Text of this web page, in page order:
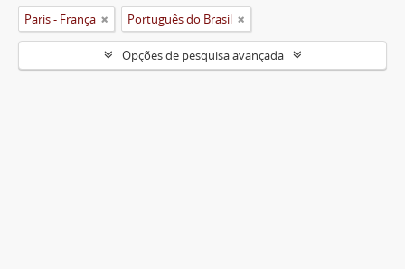
Paris - França Português do Brasil
Opções de pesquisa avançada